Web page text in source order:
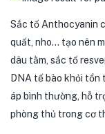
Sắc tố Anthocyanin
quất, nho… tạo nên
dâu tằm, sắc tố
DNA tế bào khỏi
áp bình thường, hỗ
phòng thủ trong cơ